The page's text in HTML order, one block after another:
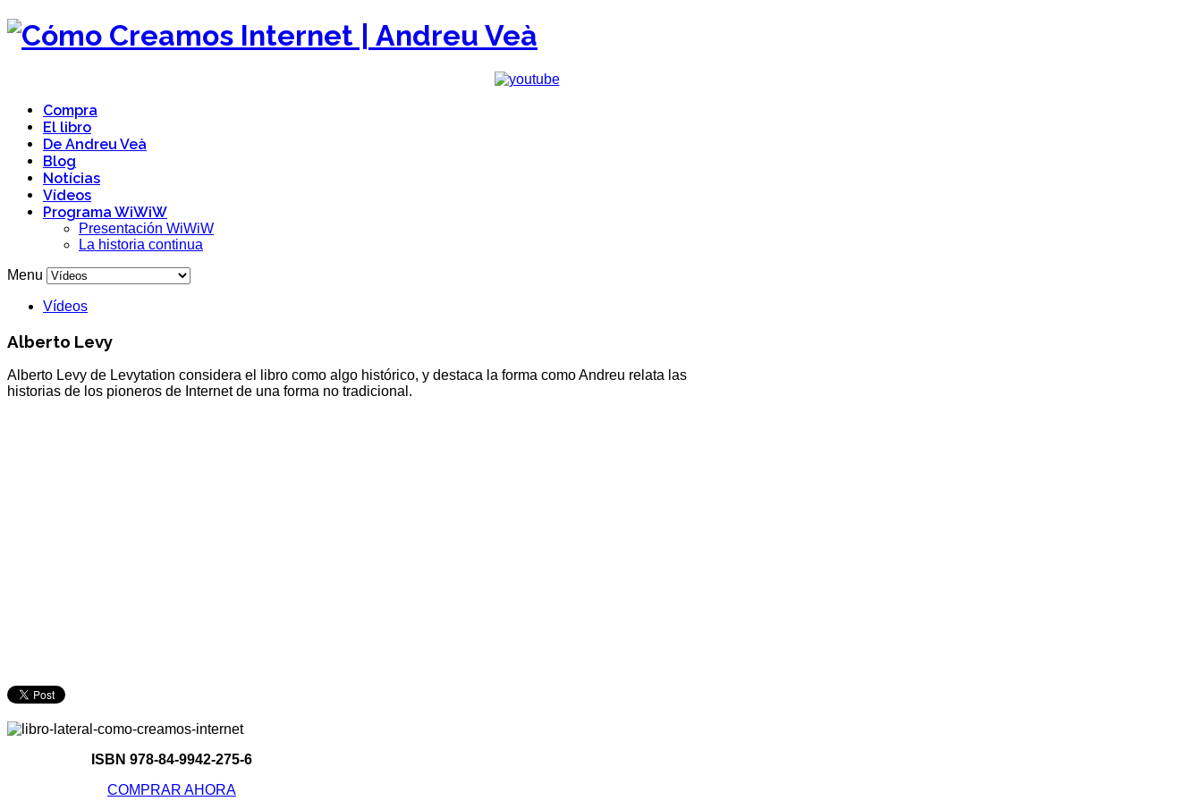
Compra
El libro
De Andreu Veà
Blog
Notícias
Vídeos
Programa WiWiW
Presentación WiWiW
La historia continua
Menu
Vídeos
Alberto Levy
Alberto Levy de Levytation considera el libro como algo histórico, y destaca la forma como Andreu relata las
historias de los pioneros de Internet de una forma no tradicional.
ISBN 978-84-9942-275-6
COMPRAR AHORA